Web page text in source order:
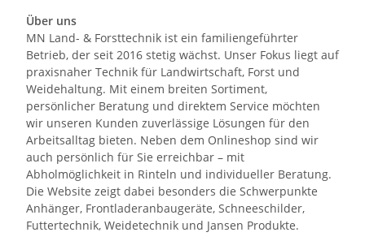
Über uns
MN Land- & Forsttechnik ist ein familiengeführter
Betrieb, der seit 2016 stetig wächst. Unser Fokus liegt auf
praxisnaher Technik für Landwirtschaft, Forst und
Weidehaltung. Mit einem breiten Sortiment,
persönlicher Beratung und direktem Service möchten
wir unseren Kunden zuverlässige Lösungen für den
Arbeitsalltag bieten. Neben dem Onlineshop sind wir
auch persönlich für Sie erreichbar – mit
Abholmöglichkeit in Rinteln und individueller Beratung.
Die Website zeigt dabei besonders die Schwerpunkte
Anhänger, Frontladeranbaugeräte, Schneeschilder,
Futtertechnik, Weidetechnik und Jansen Produkte.